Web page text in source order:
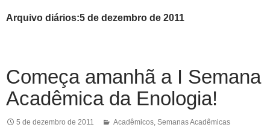
Arquivo diários:5 de dezembro de 2011
Começa amanhã a I Semana
Acadêmica da Enologia!
5 de dezembro de 2011 Acadêmicos Semanas Acadêmicas